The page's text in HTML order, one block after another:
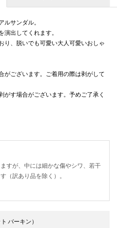
サンダル。
出してくれます。
り、脱いでも可愛い大人可愛いおしゃ
ございます。ご着用の際は剥がして
がす場合がございます。予めご了承く
すが、中には細かな傷やシワ、若干
（訳あり品を除く）。
バーキン）